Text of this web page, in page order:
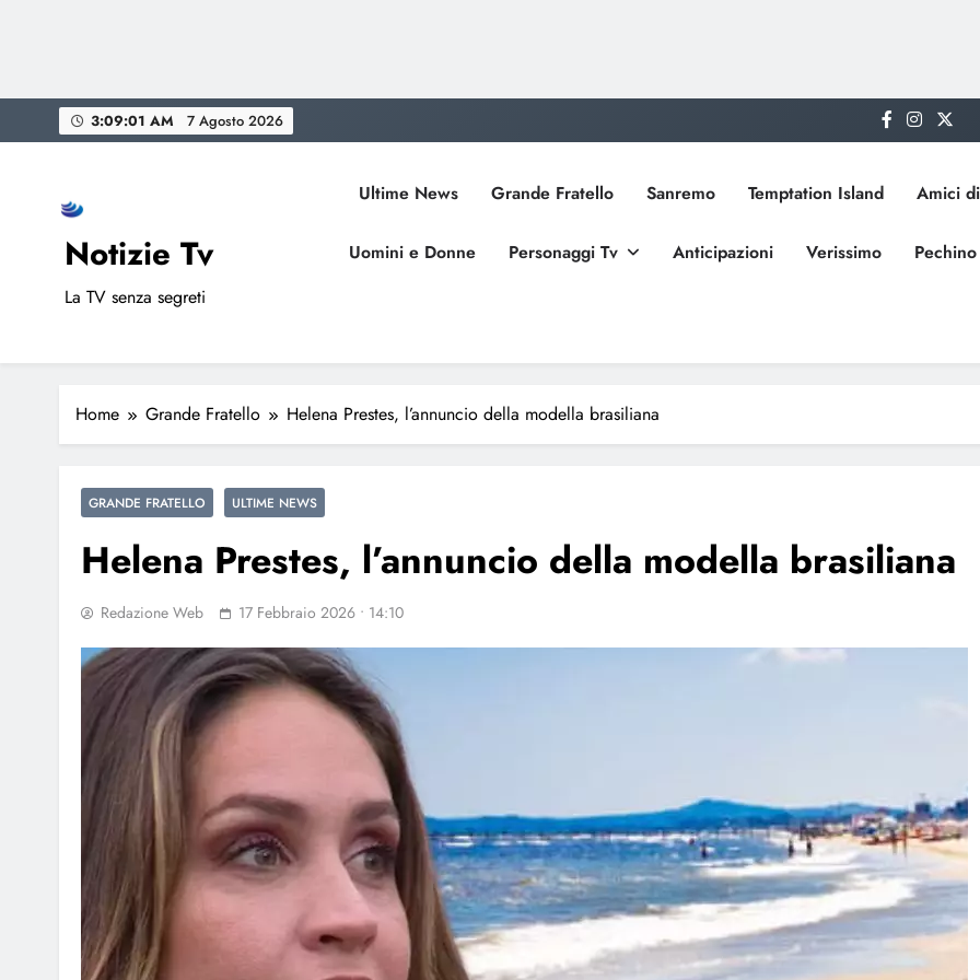
to
3:09:02 AM 7 Agosto 2026
Notizie Tv
La TV senza segreti
Ultime News Grande Fratello Sanremo Temptation Island Amici
Uomini e Donne Personaggi Tv Anticipazioni Verissimo
Home Grande Fratello Helena Prestes, l’annuncio della modella brasiliana
GRANDE FRATELLO ULTIME NEWS
Helena Prestes, l’annuncio della modella brasiliana
Redazione Web 17 Febbraio 2026 • 14:10